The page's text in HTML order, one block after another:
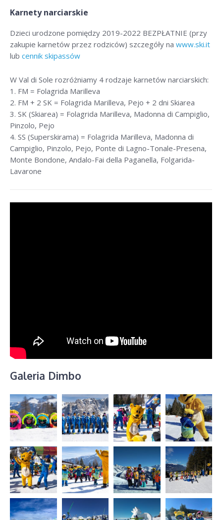
Karnety narciarskie
Dzieci urodzone pomiędzy 2019-2022 BEZPŁATNIE (przy
zakupie karnetów przez rodziców) szczegóły na www.ski.it
lub cennik skipassów
W Val di Sole rozróżniamy 4 rodzaje karnetów narciarskich:
1. FM = Folagrida Marilleva
2. FM + 2 SK = Folagrida Marilleva, Pejo + 2 dni Skiarea
3. SK (Skiarea) = Folagrida Marilleva, Madonna di Campiglio,
Pinzolo, Pejo
4. SS (Superskirama) = Folagrida Marilleva, Madonna di
Campiglio, Pinzolo, Pejo, Ponte di Lagno-Tonale-Presena,
Monte Bondone, Andalo-Fai della Paganella, Folgarida-
Lavarone
Galeria Dimbo